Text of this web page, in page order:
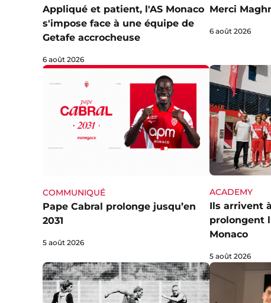
Appliqué et patient, l'AS Monaco
s'impose face à une équipe de
Getafe accrocheuse
6 août 2026
Merci
6 août 2026
COMMUNIQUÉ
Pape Cabral prolonge jusqu’en
2031
5 août 2026
ACADEMY
Ils arrivent
prolongent
Monaco
5 août 2026